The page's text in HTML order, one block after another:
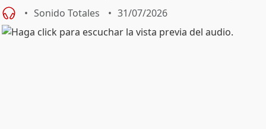
Sonido Totales 31/07/2026